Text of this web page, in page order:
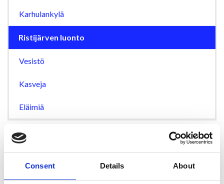
Consent Details About
Karhulankylä
Ristijärven luonto
Vesistö
Kasveja
Eläimiä
Ristijärven luonto
Luonto on Ristijärven asumisviihtyvyyden tae ja
matkailuvaltti. Näillä sivuilla esittelemme Ristijärvenvesistöä